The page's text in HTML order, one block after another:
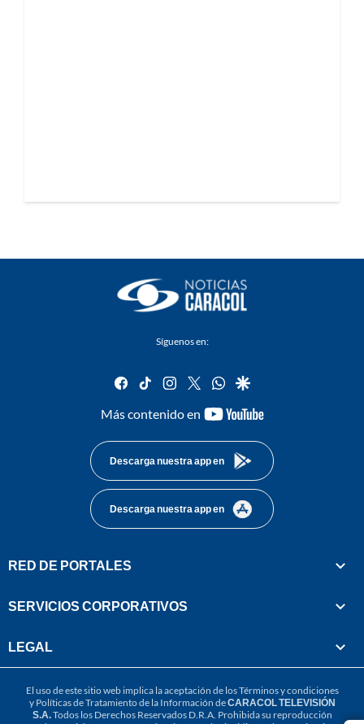
Síguenos en:
facebook
tiktok instagram
twitterwhatsapp
google
Más contenido en
youtube-
Descarga nuestra app en
Descarga nuestra app en
RED DE PORTALES
SERVICIOS CORPORATIVOS
LEGAL
El uso de este sitio web implica la aceptación de losTérminos y condiciones
y Políticas de Tratamiento de la Información deCARACOL TELEVISIÓN
S.A.Todos los Derechos Reservados D.R.A. Prohibida su reproducción